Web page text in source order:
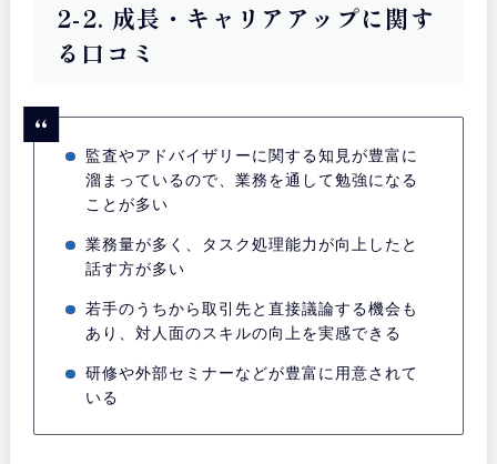
2-2. 成長・キャリアアップに関す
る口コミ
監査やアドバイザリーに関する知見が豊富に
溜まっているので、業務を通して勉強になる
ことが多い
業務量が多く、タスク処理能力が向上したと
話す方が多い
若手のうちから取引先と直接議論する機会も
あり、対人面のスキルの向上を実感できる
研修や外部セミナーなどが豊富に用意されて
いる